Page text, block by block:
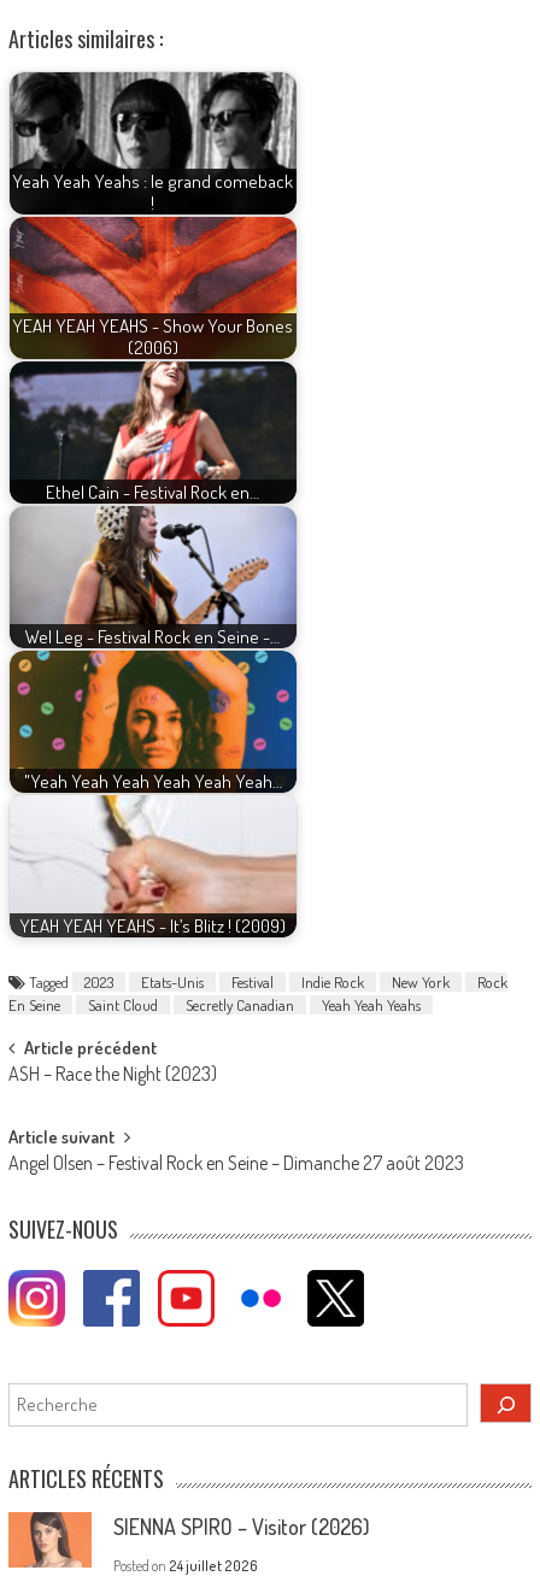
Articles similaires :
Yeah Yeah Yeahs : le grand comeback
!
YEAH YEAH YEAHS - Show Your Bones
(2006)
Ethel Cain - Festival Rock en…
Wel Leg - Festival Rock en Seine -…
"Yeah Yeah Yeah Yeah Yeah Yeah…
YEAH YEAH YEAHS - It’s Blitz ! (2009)
Tagged 2023 Etats-Unis Festival Indie Rock New York
Rock
En Seine
Saint Cloud Secretly Canadian Yeah Yeah Yeahs
Post
navigation
Article précédent
ASH – Race the Night (2023)
Article suivant
Angel Olsen – Festival Rock en Seine – Dimanche 27 août 2023
SUIVEZ-NOUS
Rechercher
ARTICLES RÉCENTS
SIENNA SPIRO – Visitor (2026)
Posted on 24 juillet 2026